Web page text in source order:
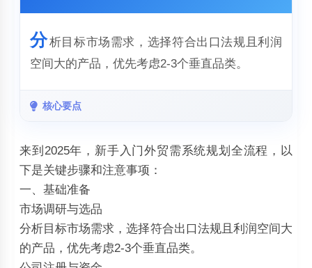
分析目标市场需求，选择符合出口法规且利润
空间大的产品，优先考虑2-3个垂直品类。
核心要点
来到2025年，新手入门外贸需系统规划全流程，以
下是关键步骤和注意事项：
一、基础准备
‌市场调研与选品‌
分析目标市场需求，选择符合出口法规且利润空间大
的产品，优先考虑2-3个垂直品类。